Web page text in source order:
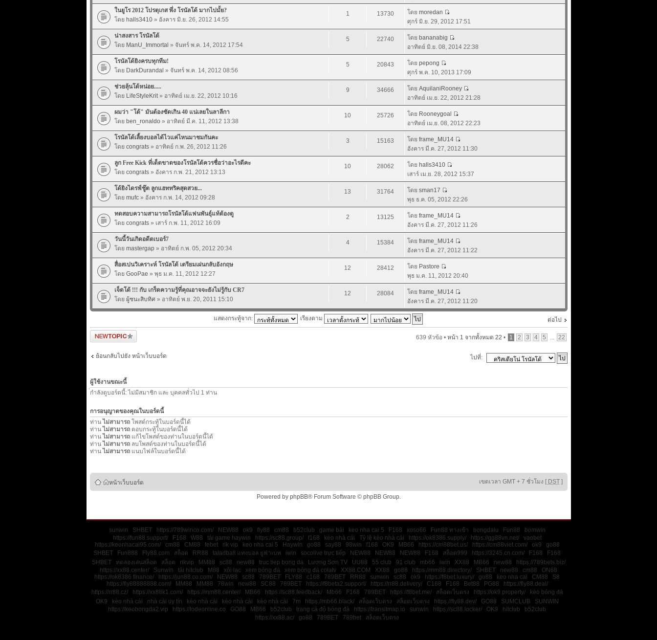
ในยูโร 2012 โปรตุเกส พึ่ง โรนัลโด้ มากไปมั้ย?
โดย halls3410» อังคาร มิ.ย. 26, 2012 14:55
1 13730 โดย moredan
ศุกร์ มิ.ย. 29, 2012 17:51
น่าสงสาร โรนัลโด้
โดย ManU_Immortal » จันทร์ พ.ค. 14, 2012 17:54
5 22740 โดย bananabig
อาทิตย์ มิ.ย. 08, 2014 22:38
โรนัลโด้ยิงครบทุกทีม!
โดย DarkDurandal » จันทร์ พ.ค. 14, 2012 08:56
5 20843 โดย pepong
ศุกร์ พ.ค. 10, 2013 17:09
ช่วยลุ้นโด้หน่อย.....
โดย LifeStyleKrit» อาทิตย์ เม.ย. 22, 2012 10:16
9 34666 โดย AquilaniRooney
อาทิตย์ เม.ย. 22, 2012 21:28
ผมว่า "โด้" มันต้องซัดเกิน 40 แน่เลยในลาลีกา
โดย ben_ronaldo» อาทิตย์ มี.ค. 11, 2012 13:38
10 25726 โดย Rooneygoal
อาทิตย์ เม.ย. 08, 2012 22:23
โรนัลโด้เลี้ยงบอลได้ไวแค่ไหนมาชมกันคะ
โดย congrats» อาทิตย์ ก.พ. 26, 2012 11:26
3 15163 โดย frame_MU14
อังคาร มี.ค. 27, 2012 11:30
ลูก Free Kick ที่เด็ดขาดของโรนัลโด้ควรชื่อว่าอะไรดีคะ
โดย congrats» อังคาร ก.พ. 21, 2012 13:13
10 28062 โดย halls3410
เสาร์ เม.ย. 28, 2012 15:37
โด้ยิงไดรฟ์ชู๊ต ลูกแฮททริคสุดสวย...
โดย mufc» อังคาร ก.พ. 14, 2012 09:28
13 31764 โดย sman17
พุธ ธ.ค. 05, 2012 22:26
ทดสอบความสามารถโรนัลโด้แฟนพันธุ์แท้ต้องดู
โดย congrats» เสาร์ ก.พ. 11, 2012 16:09
2 13125 โดย frame_MU14
อังคาร มี.ค. 27, 2012 11:26
วันนี้วันเกิดอดีตเบอร์7
โดย mastergap » อาทิตย์ ก.พ. 05, 2012 20:34
4 15384 โดย frame_MU14
อังคาร มี.ค. 27, 2012 11:22
สื่อสเปนวิเคราะห์ โรนัลโด้ เตรียมเผ่นกลับอังกฤษ
โดย GooPae » พุธ ม.ค. 11, 2012 12:27
12 28412 โดย Pastore
พุธ ม.ค. 11, 2012 20:40
เจ็ดโด้ !!! กับ เกร็ดความรู้ที่คุณอาจจะยังไม่รู้กับ CR7
โดย ผู้ชนะสิบทิศ» อาทิตย์ พ.ย. 20, 2011 15:10
12 28084 โดย frame_MU14
อังคาร มี.ค. 27, 2012 11:20
ต่อไป
แสดงกระทู้จาก: เรียงตาม
ตั้งกระทู้ใหม่ 639 หัวข้อ • หน้า 1 จากทั้งหมด 22 • 1 2 3 4 5 ... 22
ย้อนกลับไปยัง หน้าเว็บบอร์ด ไปที่:
ผู้ใช้งานขณะนี้
่กำลังดูบอร์ดนี้: ไม่มีสมาชิก และ บุคคลทั่วไป 1 ท่าน
การอนุญาตของคุณในบอร์ดนี้
ท่าน ไม่สามารถโพสต์กระทู้ในบอร์ดนี้ได้
ท่าน ไม่สามารถตอบกระทู้ในบอร์ดนี้ได้
ท่าน ไม่สามารถแก้ไขโพสต์ของท่านในบอร์ดนี้ได้
ท่าน ไม่สามารถลบโพสต์ของท่านในบอร์ดนี้ได้
ท่าน ไม่สามารถแนบไฟล์ในบอร์ดนี้ได้
หน้าเว็บบอร์ด เขตเวลา GMT + 7 ชั่วโมง [ DST]
Powered by phpBB® Forum Software © phpBB Group.
sunwin SHBET https://789winco.com/ NEW88 ok9 fly88 cm88 b52club game bài keo nha cai 5 F168 xoso66 Fun88 ทางเข้า bongdalu Fun88
bomwin
https://fun88.support/
F168 W88 tải game haywin https://sc88.group/ f168 kèo nhà cái Tỷ lệ kèo nhà cái https://ok8386.supply/ https://gg88vn.net/
vaobet
https://keonhacai95.com/
cm88 CM88 febet rik vip keo nha cai 5 Haywin go88 say88 98win f168 OK9 MB66 https://cm88bet.us/ https://cm88viet.com/ ok9
go88
SHBET
Fun888 Fly88.com สล็อต RR88 taladball แทงบอล ยูฟ่าเบท iwin socolive trực tiếp NEW88 NEW88 NEW88 F168 สล็อต999 https://3245.cn.com/ F168
F168
SHBET
ทดลองเล่นสล็อต สล็อต rikvip MM88 sc88 new88 truc tiep bong da Lương Sơn TV UU88 55 club 91 club mb66 iwin XX88 MB66 new88
https://789bets.biz/
https://xx88.center/
Sunwin tải hitclub M88 xôi lạc xem bóng đá xem bóng đá colatv XX88.COM XX88 go88 https://mm88.directory/ SHBET new88 cm88
ON68
https://ok8386.finance/
https://jun88.co.com/ NEW88 sc88 789BET FLY88 c168 789BET RR88 sunwin sc88 ok9 https://f8bet.luxury/ go88 keo nha cai CM88
S8
https://fly88888888.com/
MM88 MM88 78win new88 SC88 789BET https://f8beta2.support/ https://rr88.delivery/ C168 F168 Bet88 PG88
https://fly88.deal/
https://rr88.cz/
https://xx88k1.com/ https://mm88.center/ MB66 https://sc88.feedback/ Mb66 F168 789BET https://f8bet.me/ สล็อตเว็บตรง https://ok9.property/
kèo bóng đá
OK9
kèo nhà cái nhà cái uy tín kèo nhà cái kèo nhà cái kèo nhà cái 7m https://mb66.black/ สล็อตเว็บตรง สล็อตเว็บตรง https://fly88.dev/ GO88 SUMCLUB
SUNWIN
https://keobongda2.vip
https://lodeonline.co GO88 MB66 b52club trang cá độ bóng đá https://transitmap.io sunwin https://sc88.locker/ OK9 hitclub
b52club
https://xx88.ac/
go88 789BET 789bet สล็อตเว็บตรง